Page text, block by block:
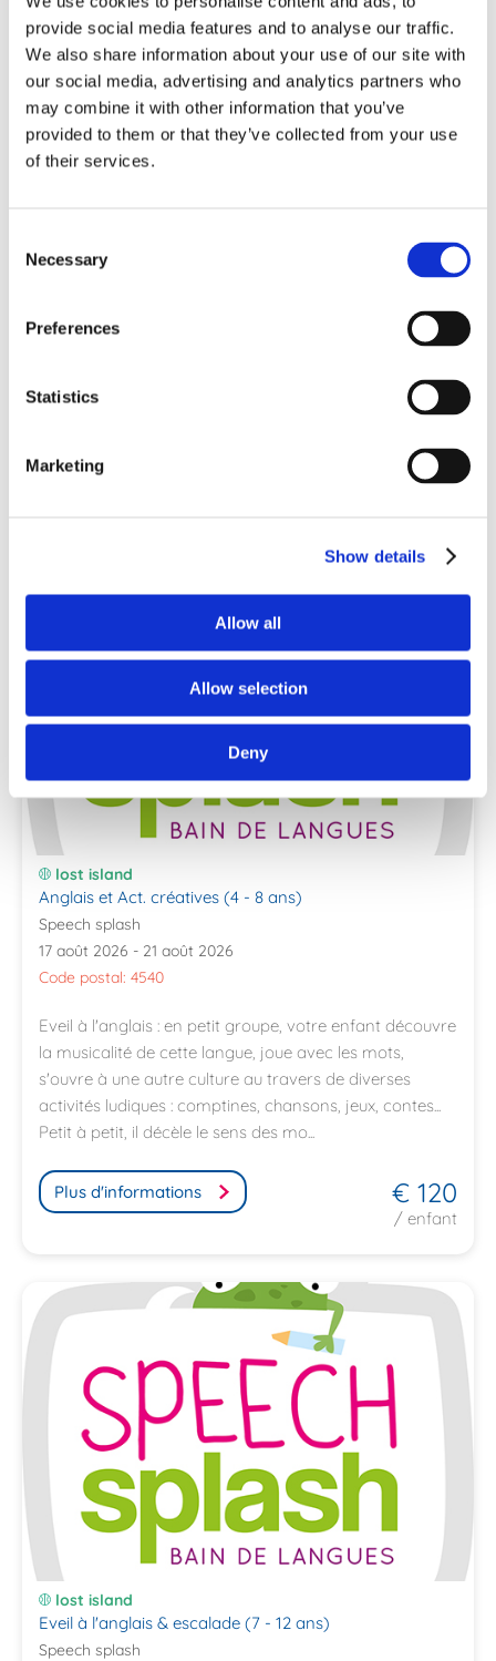
provide social media features and to analyse our traffic.
We also share information about your use of our site with
our social media, advertising and analytics partners who
may combine it with other information that you’ve
provided to them or that they’ve collected from your use
of their services.
Selection
Necessary
Preferences
Statistics
Marketing
Show details
Allow all
Allow selection
Deny
lost island
Anglais et Act. créatives (4 - 8 ans)
Speech splash
17 août 2026 - 21 août 2026
Code postal: 4540
Eveil à l'anglais : en petit groupe, votre enfant découvre
la musicalité de cette langue, joue avec les mots,
s'ouvre à une autre culture au travers de diverses
activités ludiques : comptines, chansons, jeux, contes...
Petit à petit, il décèle le sens des mo...
Plus d'informations € 120
/ enfant
lost island
Eveil à l'anglais & escalade (7 - 12 ans)
Speech splash